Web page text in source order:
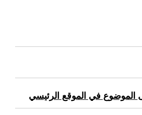
الموضوع في الموقع الرئيسي